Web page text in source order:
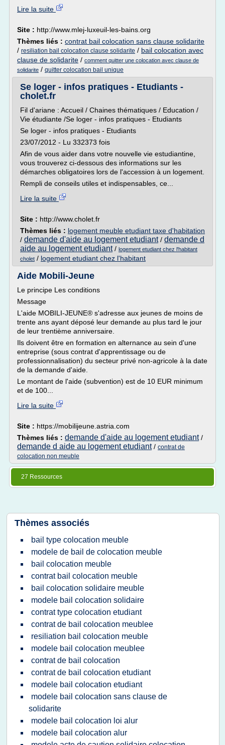
Lire la suite
Site : http://www.mlej-luxeuil-les-bains.org
Thèmes liés : contrat bail colocation sans clause solidarite
/ resiliation bail colocation clause solidarite / bail colocation avec
clause de solidarite / comment quitter une colocation avec clause de
solidarite / quitter colocation bail unique
Se loger - infos pratiques - Etudiants -
cholet.fr
Fil d'ariane : Accueil / Chaines thématiques / Education /
Vie étudiante /Se loger - infos pratiques - Etudiants
Se loger - infos pratiques - Etudiants
23/07/2012 - Lu 332373 fois
Afin de vous aider dans votre nouvelle vie estudiantine,
vous trouverez ci-dessous des informations sur les
démarches obligatoires lors de l'accession à un logement.
Rempli de conseils utiles et indispensables, ce...
Lire la suite
Site : http://www.cholet.fr
Thèmes liés : logement meuble etudiant taxe d'habitation
/ demande d'aide au logement etudiant/ demande d
aide au logement etudiant/ logement etudiant chez l'habitant
cholet / logement etudiant chez l'habitant
Aide Mobili-Jeune
Le principe Les conditions
Message
L'aide MOBILI-JEUNE® s'adresse aux jeunes de moins de
trente ans ayant déposé leur demande au plus tard le jour
de leur trentième anniversaire.
Ils doivent être en formation en alternance au sein d'une
entreprise (sous contrat d'apprentissage ou de
professionnalisation) du secteur privé non-agricole à la date
de la demande d'aide.
Le montant de l'aide (subvention) est de 10 EUR minimum
et de 100...
Lire la suite
Site : https://mobilijeune.astria.com
Thèmes liés : demande d'aide au logement etudiant/
demande d aide au logement etudiant/ contrat de
colocation non meuble
27 Ressources
Thèmes associés
bail type colocation meuble
modele de bail de colocation meuble
bail colocation meuble
contrat bail colocation meuble
bail colocation solidaire meuble
modele bail colocation solidaire
contrat type colocation etudiant
contrat de bail colocation meublee
resiliation bail colocation meuble
modele bail colocation meublee
contrat de bail colocation
contrat de bail colocation etudiant
modele bail colocation etudiant
modele bail colocation sans clause de
solidarite
modele bail colocation loi alur
modele bail colocation alur